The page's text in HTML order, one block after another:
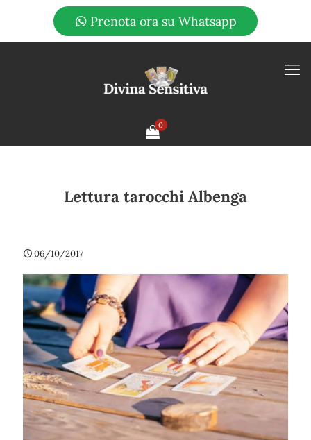
Prenota ora su Whatsapp
0
Lettura tarocchi Albenga
06/10/2017